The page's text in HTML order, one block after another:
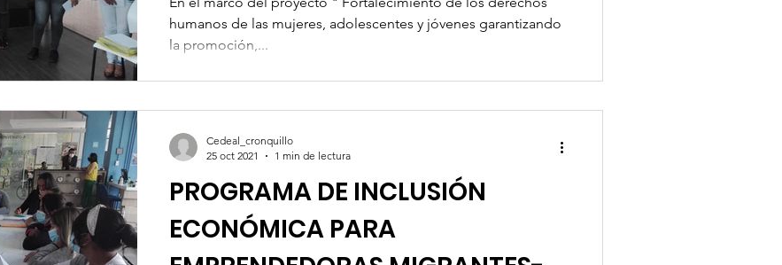
humanos de las mujeres, adolescentes y jóvenes garantizando
la promoción,...
PROGRAMA DE INCLUSIÓN
ECONÓMICA PARA
Cedeal_cronquillo
25 oct 2021
1 min de lectura